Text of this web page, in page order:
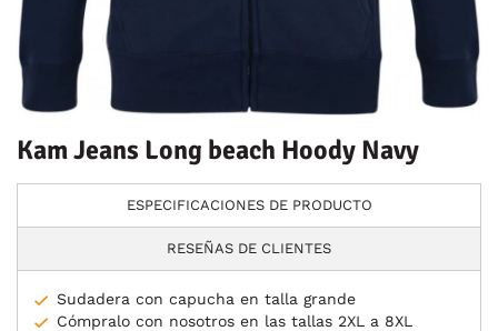
Kam Jeans Long beach Hoody Navy
ESPECIFICACIONES DE PRODUCTO
RESEÑAS DE CLIENTES
Sudadera con capucha en talla grande
Cómpralo con nosotros en las tallas 2XL a 8XL